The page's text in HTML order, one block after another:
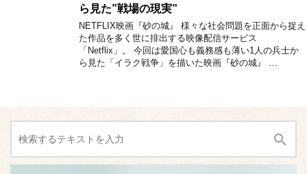
ら見た”戦場の現実”
NETFLIX映画『砂の城』 様々な社会問題を正面から捉え
た作品を多く世に排出する映像配信サービス
「Netflix」。 今回は愛国心も義務感も薄い1人の兵士か
ら見た「イラク戦争」を描いた映画『砂の城』 …